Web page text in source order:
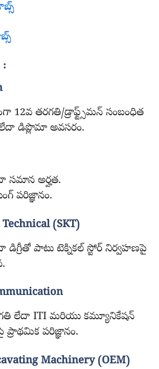
:
12వ తరగతి/డ్రాఫ్ట్స్‌మన్ సంబంధిత
లేదా డిప్లొమా అవసరం.
సమాన అర్హత.
పరిజ్ఞానం.
(SKT)
డిగ్రీతో పాటు టెక్నికల్ స్టోర్ నిర్వహణపై
లేదా ITI మరియు కమ్యూనికేషన్
ప్రాథమిక పరిజ్ఞానం.
Machinery (OEM)